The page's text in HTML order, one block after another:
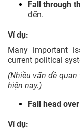
Fall through
đến.
Ví dụ:
Many important
current political
(Nhiều vấn đề
hiện nay.)
Fall head
Ví dụ: